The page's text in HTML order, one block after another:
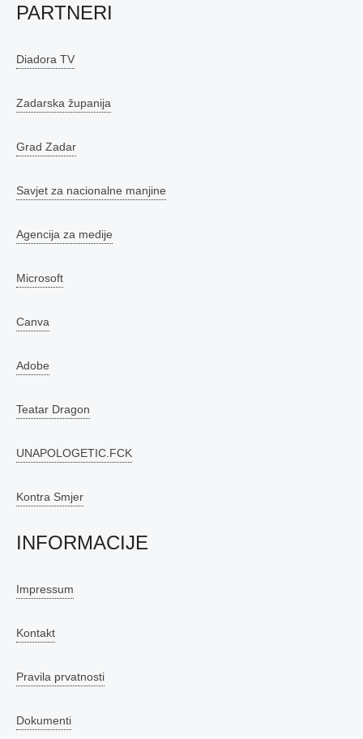
PARTNERI
Diadora TV
Zadarska županija
Grad Zadar
Savjet za nacionalne manjine
Agencija za medije
Microsoft
Canva
Adobe
Teatar Dragon
UNAPOLOGETIC.FCK
Kontra Smjer
INFORMACIJE
Impressum
Kontakt
Pravila prvatnosti
Dokumenti